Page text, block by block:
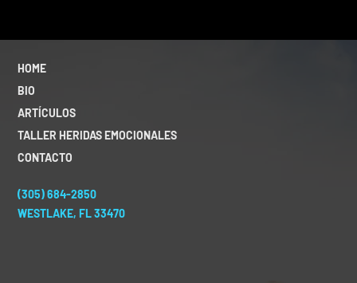
HOME
BIO
ARTÍCULOS
TALLER HERIDAS EMOCIONALES
CONTACTO
(305) 684-2850
WESTLAKE, FL 33470